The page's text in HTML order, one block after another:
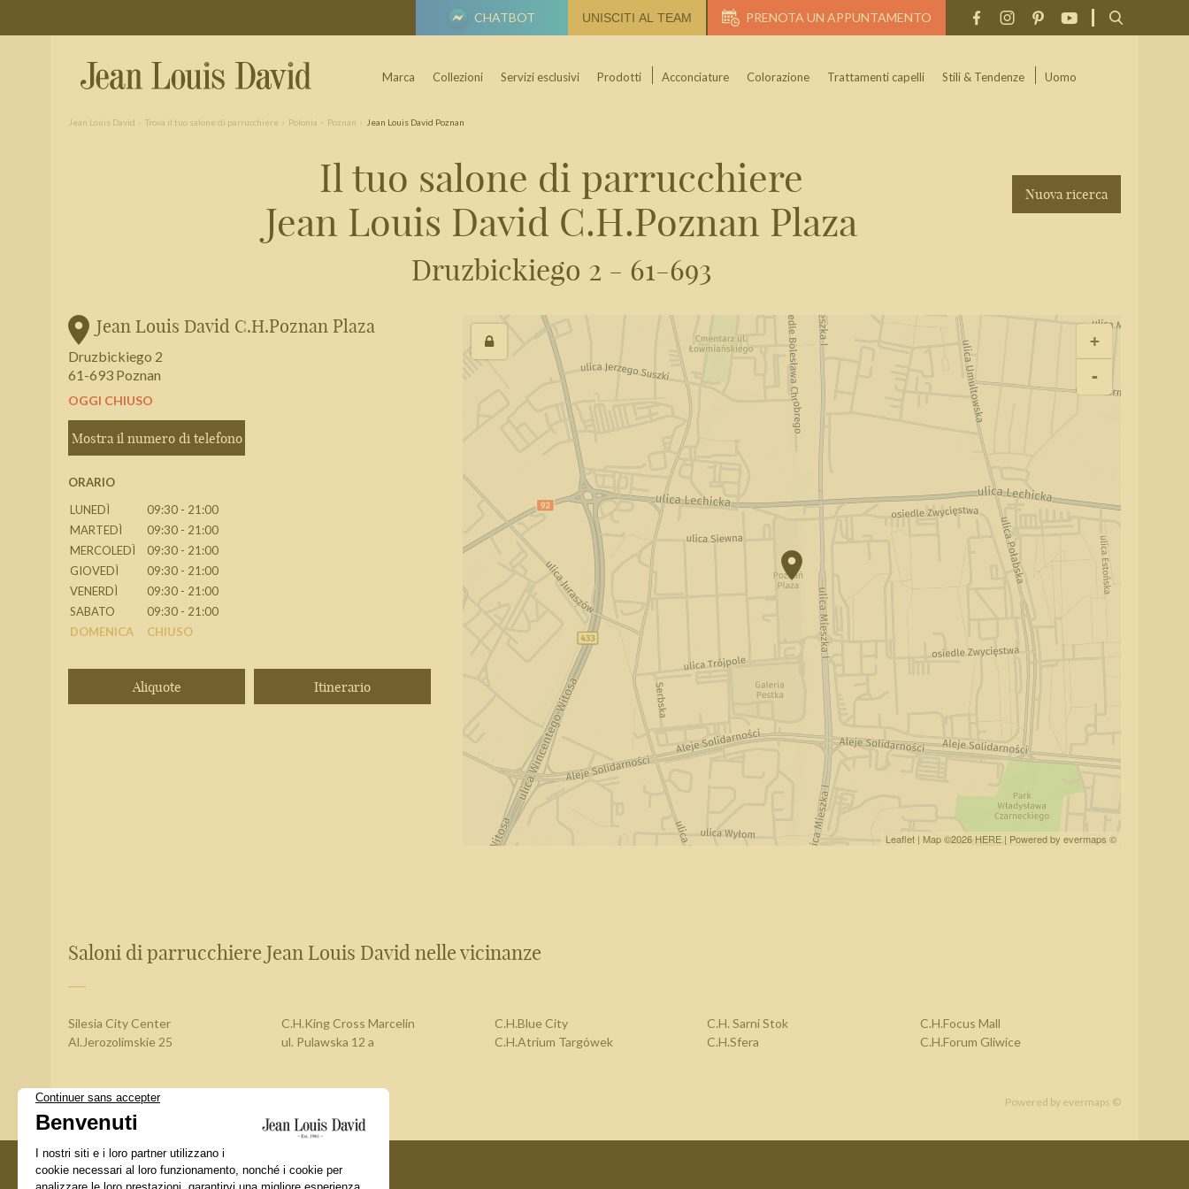
CHATBOT UNISCITI AL TEAM PRENOTA UN APPUNTAMENTO
Marca Collezioni Servizi esclusivi Prodotti Acconciature Colorazione Trattamenti capelli Stili & Tendenze Uomo
Italia
Jean Louis David Trova il tuo salone di parrucchiere Polonia Poznan Jean Louis David Poznan
Il tuo salone di parrucchiere
Jean Louis David C.H.Poznan Plaza
Druzbickiego 2 - 61-693
Nuova ricerca
Jean Louis David C.H.Poznan Plaza
Druzbickiego 2
61-693 Poznan
OGGI CHIUSO
Mostra il numero di telefono
ORARIO
LUNEDÌ
09:30 - 21:00
MARTEDÌ
09:30 - 21:00
MERCOLEDÌ
09:30 - 21:00
GIOVEDÌ
09:30 - 21:00
VENERDÌ
09:30 - 21:00
SABATO
09:30 - 21:00
DOMENICA
CHIUSO
Aliquote Itinerario
+
-
Leaflet | Map ©2026 HERE | Powered by evermaps ©
Saloni di parrucchiere Jean Louis David nelle vicinanze
Silesia City Center
Al.Jerozolimskie 25
C.H.King Cross Marcelin
ul. Pulawska 12 a
C.H.Blue City
C.H.Atrium Targówek
C.H. Sarni Stok
C.H.Sfera
C.H.Focus Mall
C.H.Forum Gliwice
Powered by evermaps ©